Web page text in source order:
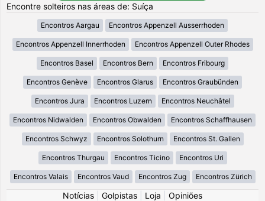
Encontre solteiros nas áreas de: Suíça
Encontros Aargau Encontros Appenzell Ausserrhoden
Encontros Appenzell Innerrhoden Encontros Appenzell Outer Rhodes
Encontros Basel Encontros Bern Encontros Fribourg
Encontros Genève Encontros Glarus Encontros Graubünden
Encontros Jura Encontros Luzern Encontros Neuchâtel
Encontros Nidwalden Encontros Obwalden Encontros Schaffhausen
Encontros Schwyz Encontros Solothurn Encontros St. Gallen
Encontros Thurgau Encontros Ticino Encontros Uri
Encontros Valais Encontros Vaud Encontros Zug Encontros Zürich
Notícias Golpistas Loja
Opiniões